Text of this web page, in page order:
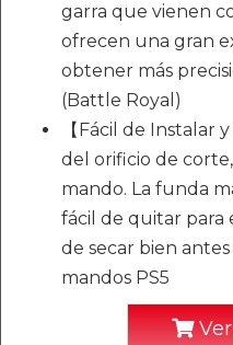
garra que vienen
ofrecen una gran
obtener más
(Battle Royal)
【Fácil de Instalar
del orificio de
mando. La funda
fácil de quitar para
de secar bien
mandos PS5